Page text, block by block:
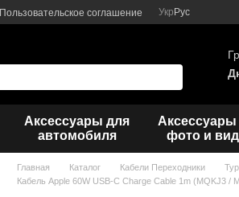
Пользовательское соглашение Укр Рус
Аксессуары для
автомобиля
Аксессуары
фото и
Главная Каталог Кабели Переходники
Кабель Apple 60W USB-C Charge Cable 1m (MQKJ3 /